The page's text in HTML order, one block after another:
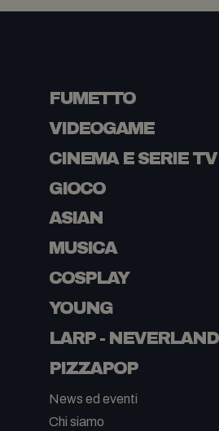
FUMETTO
VIDEOGAME
CINEMA E SERIE TV
GIOCO
ASIAN
MUSICA
COSPLAY
YOUNG
LARP - NEVERLAND
PIZZAPOP
News ed eventi
Chi siamo